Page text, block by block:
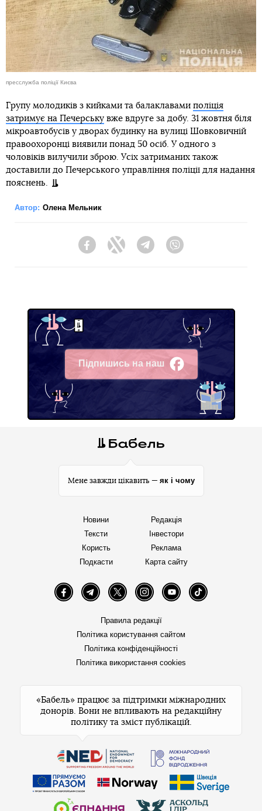
пресслужба поліції Києва
Групу молодиків з кийками та балаклавами поліція
затримує на Печерську вже вдруге за добу. 31 жовтня біля
мікроавтобусів у дворах будинку на вулиці Шовковичній
правоохоронці виявили понад 50 осіб. У одного з
чоловіків вилучили зброю. Усіх затриманих також
доставили до Печерського управління поліції для надання
пояснень.
Автор: Олена Мельник
FacebookTwitter Telegram
Підпишись на наш
Facebook
Мене завжди цікавить — як і чому
Новини
Тексти
Користь
Подкасти
Редакція
Інвестори
Реклама
Карта сайту
FacebookTelegramTwitter InstagramYouTube TikTok
Правила редакції
Політика користування сайтом
Політика конфіденційності
Політика використання cookies
«Бабель» працює за підтримки міжнародних
донорів. Вони не впливають на редакційну
політику та зміст публікацій.